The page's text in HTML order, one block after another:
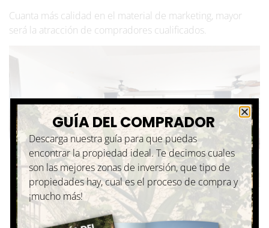
Cuanta más calidad en el material de marketing, mayor
será la atracción de compradores cualificados.
The Elements, Playa del Carmen
5. Asegúrate de cubrir todos
GUÍA DEL COMPRADOR
Descarga nuestra guía para que puedas
encontrar la propiedad ideal. Te decimos cuales
son las mejores zonas de inversión, que tipo de
propiedades hay, cual es el proceso de compra y
¡mucho más!